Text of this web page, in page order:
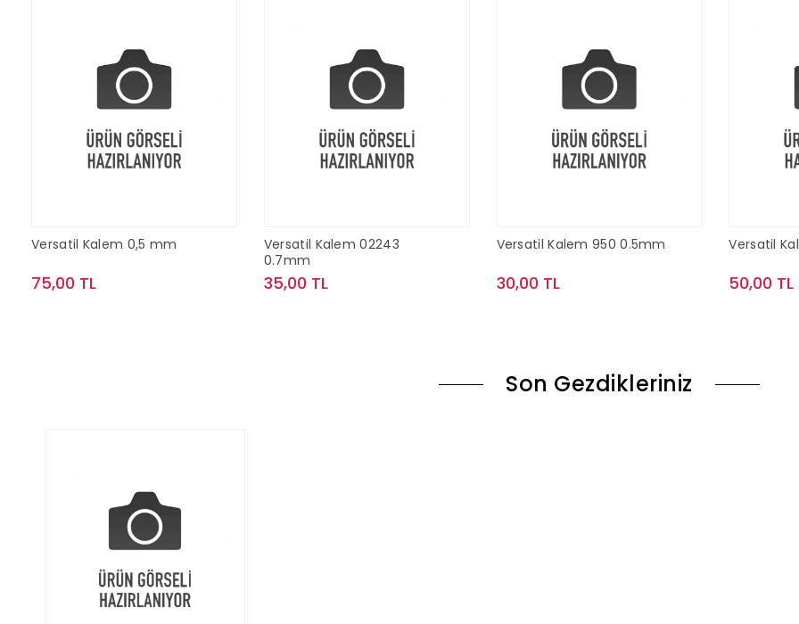
Versatil Kalem 0,5 mm
75,00 TL
Versatil Kalem 02243
0.7mm
35,00 TL
Versatil Kalem 950 0.5mm
30,00 TL
Versatil
50,00 TL
Son Gezdikleriniz